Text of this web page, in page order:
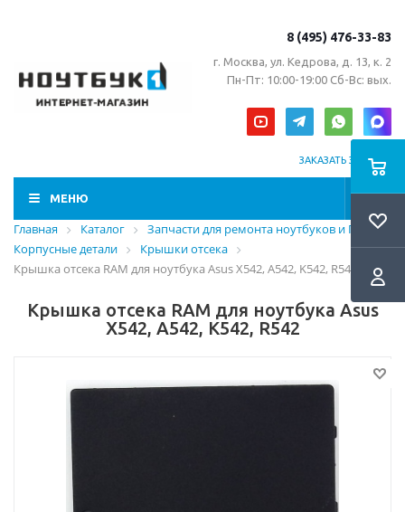
8 (495) 476-33-83
г. Москва, ул. Кедрова, д. 13, к. 2
Пн-Пт: 10:00-19:00 Сб-Вс: вых.
ЗАКАЗАТЬ ЗВОНОК
МЕНЮ
Главная Каталог
Запчасти для ремонта ноутбуков и ПК
Корпусные детали
Крышки отсека
Крышка отсека RAM для ноутбука Asus X542, A542, K542, R542
Крышка отсека RAM для ноутбука Asus
X542, A542, K542, R542